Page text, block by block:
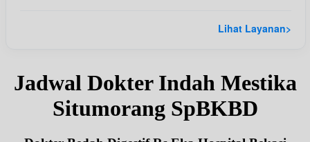
Lihat Layanan>
Jadwal Dokter Indah Mestika
Situmorang SpBKBD